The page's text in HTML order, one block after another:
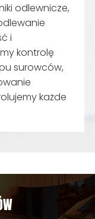
odlewnicze,
i
kontrolę
surowców,
każde